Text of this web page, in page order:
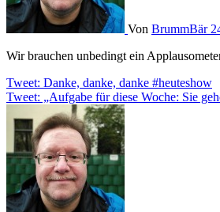
Von BrummBär
Wir brauchen unbedingt ein
Beitragsnavigation
Tweet: Danke, danke, danke #heuteshow
Tweet: „Aufgabe für diese Woche: Sie